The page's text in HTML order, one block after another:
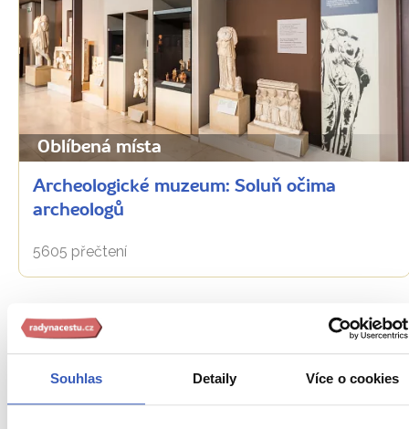
Souhlas Detaily Více o cookies
Oblíbená místa
Archeologické muzeum: Soluň očima
archeologů
5605 přečtení